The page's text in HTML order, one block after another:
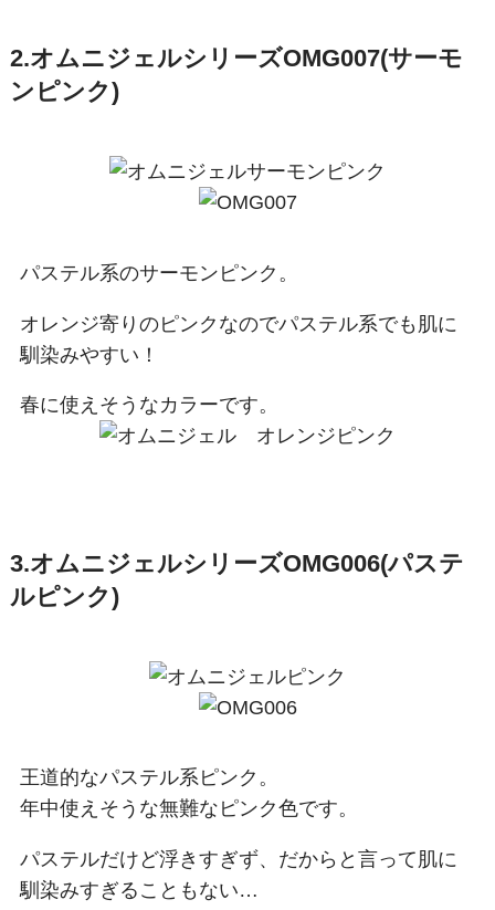
2.オムニジェルシリーズOMG007(サーモ
ンピンク)
パステル系のサーモンピンク。
オレンジ寄りのピンクなのでパステル系でも肌に
馴染みやすい！
春に使えそうなカラーです。
3.オムニジェルシリーズOMG006(パステ
ルピンク)
王道的なパステル系ピンク。
年中使えそうな無難なピンク色です。
パステルだけど浮きすぎず、だからと言って肌に
馴染みすぎることもない…